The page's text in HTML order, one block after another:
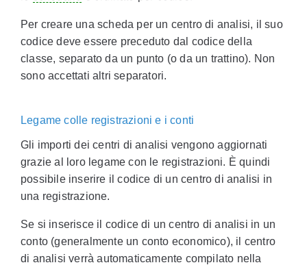
Per creare una scheda per un centro di analisi, il suo
codice deve essere preceduto dal codice della
classe, separato da un punto (o da un trattino). Non
sono accettati altri separatori.
Legame colle registrazioni e i conti
Gli importi dei centri di analisi vengono aggiornati
grazie al loro legame con le registrazioni. È quindi
possibile inserire il codice di un centro di analisi in
una registrazione.
Se si inserisce il codice di un centro di analisi in un
conto (generalmente un conto economico), il centro
di analisi verrà automaticamente compilato nella